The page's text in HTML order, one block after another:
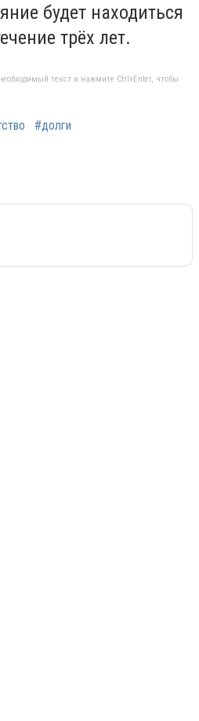
будет находиться
трёх лет.
текст и нажмите Ctrl+Enter, чтобы
#долги